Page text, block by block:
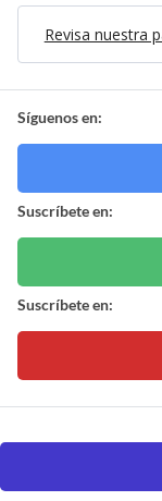
Revisa nuestra
Síguenos en:
Suscríbete en:
Suscríbete en: